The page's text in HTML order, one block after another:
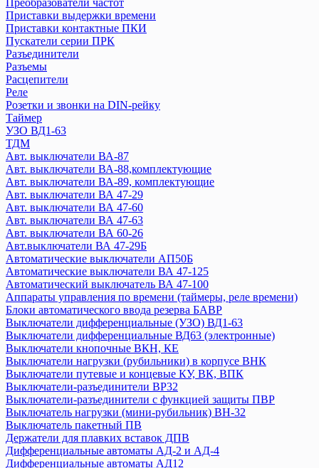
Переключатель кулачковый MASTER
Авт. выключатели ВА 44-35
Авт. выключатели ВА 44-33
Авт. выключатели ВА 88 (серия MASTER)
Авт. выключатели ВА 88-32 и доп устройства
Авт. выключатели ВА 88-33, (R)
Авт. выключатели ВА 88-35 и доп устройства
Авт. выключатели ВА 88-37
Устройство защиты от дугового пробоя (УЗДП)
ARMAT
GENERICA
KARAT
Авт. выключатели ВА 44-39
Авт. выключатели ВА 47-100MA
Авт. выключатели ВА 47-60MA
Автоматический ввод резерва АВР
Авт. выключатели ВА 88-40 и доп устройства
Выключатели ВКИ
Выключатель-разъединитель трехпозиционный ВРТ
Дифференциальные автоматы АВДТ32
Дифференциальные автоматы
Контакторы
Кулачковые переключатели ПКП
Мини-рубильники ВН-32
Ограничители перенапряжения ОПС1
Плавкие вставки
Преобразователи частот
Приставки выдержки времени
Приставки контактные ПКИ
Пускатели серии ПРК
Разъединители
Преобразователи частот
Приставки выдержки времени
Приставки контактные ПКИ
Пускатели серии ПРК
Разъединители
Разъемы
Расцепители
Реле
Розетки и звонки на DIN-рейку
Таймер
УЗО ВД1-63
ТДМ
Авт. выключатели ВА-87
Авт. выключатели ВА-88,комплектующие
Авт. выключатели ВА-89, комплектующие
Авт. выключатели ВА 47-29
Авт. выключатели ВА 47-60
Авт. выключатели ВА 47-63
Авт. выключатели ВА 60-26
Авт.выключатели ВА 47-29Б
Автоматические выключатели АП50Б
Автоматические выключатели ВА 47-125
Автоматический выключатель ВА 47-100
Аппараты управления по времени (таймеры, реле времени)
Блоки автоматического ввода резерва БАВР
Выключатели дифференциальные (УЗО) ВД1-63
Выключатели дифференциальные ВД63 (электронные)
Выключатели кнопочные ВКН, КЕ
Выключатели нагрузки (рубильники) в корпусе ВНК
Выключатели путевые и концевые КУ, ВК, ВПК
Выключатели-разъединители ВР32
Выключатели-разъединители с функцией защиты ПВР
Выключатель нагрузки (мини-рубильник) ВН-32
Выключатель пакетный ПВ
Держатели для плавких вставок ДПВ
Дифференциальные автоматы АД-2 и АД-4
Дифференциальные автоматы АД12